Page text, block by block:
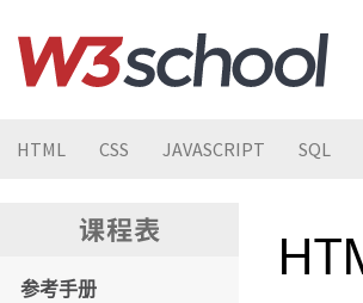
HTML CSS JAVASCRIPT SQL
参考手册